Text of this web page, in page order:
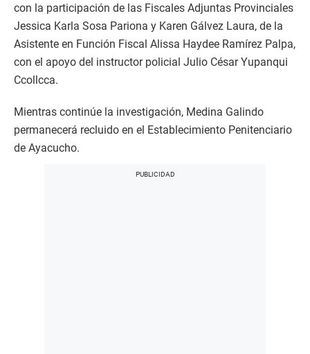
con la participación de las Fiscales Adjuntas Provinciales
Jessica Karla Sosa Pariona y Karen Gálvez Laura, de la
Asistente en Función Fiscal Alissa Haydee Ramírez Palpa,
con el apoyo del instructor policial Julio César Yupanqui
Ccollcca.
Mientras continúe la investigación, Medina Galindo
permanecerá recluido en el Establecimiento Penitenciario
de Ayacucho.